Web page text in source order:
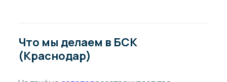
Что мы делаем в БСК
(Краснодар)